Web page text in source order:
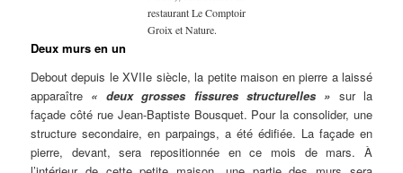
restaurant Le Comptoir
Groix et Nature.
Deux murs en un
Debout depuis le XVIIe siècle, la petite maison en pierre a laissé
apparaître « deux grosses fissures structurelles » sur la
façade côté rue Jean-Baptiste Bousquet. Pour la consolider, une
structure secondaire, en parpaings, a été édifiée. La façade en
pierre, devant, sera repositionnée en ce mois de mars. À